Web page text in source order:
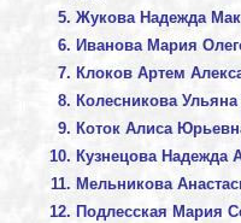
Жукова Надежда
Иванова Мария
Клоков Артем
Колесникова
Коток Алиса
Кузнецова Надежда
Мельникова
Подлесская Мария